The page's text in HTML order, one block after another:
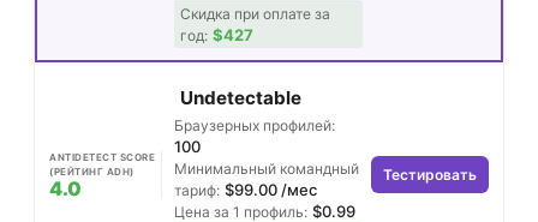
Скидка при оплате за
год: $427
ANTIDETECT SCORE
(РЕЙТИНГ ADH)
4.0
Undetectable
Браузерных профилей:
100
Минимальный командный
тариф: $99.00 /мес
Цена за 1 профиль: $0.99
Тестировать